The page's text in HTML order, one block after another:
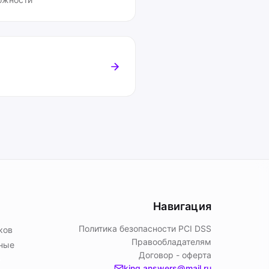
Навигация
Политика безопасности PСI DSS
Правообладателям
Договор - оферта